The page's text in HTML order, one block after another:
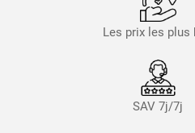
Les prix les plus
SAV 7j/7j